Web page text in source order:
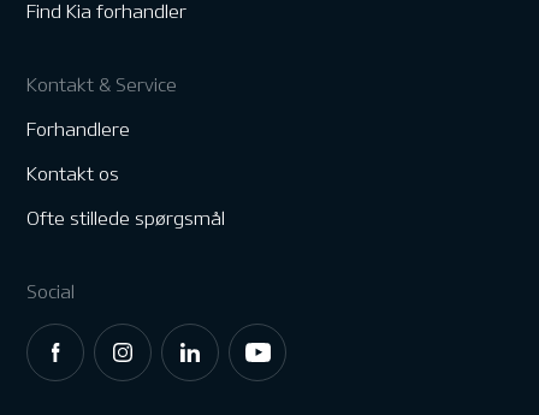
Find Kia forhandler
Kontakt & Service
Forhandlere
Kontakt os
Ofte stillede spørgsmål
Social